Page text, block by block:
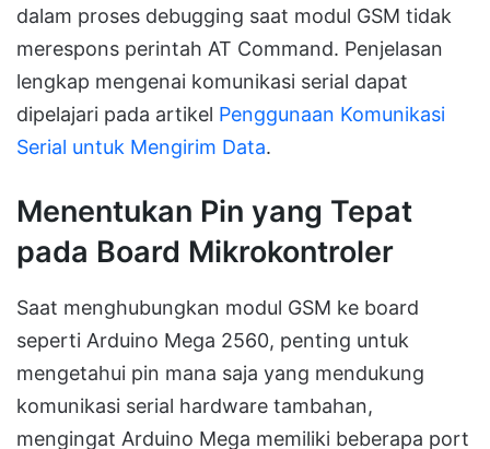
dalam proses debugging saat modul GSM tidak
merespons perintah AT Command. Penjelasan
lengkap mengenai komunikasi serial dapat
dipelajari pada artikel Penggunaan Komunikasi
Serial untuk Mengirim Data.
Menentukan Pin yang Tepat
pada Board Mikrokontroler
Saat menghubungkan modul GSM ke board
seperti Arduino Mega 2560, penting untuk
mengetahui pin mana saja yang mendukung
komunikasi serial hardware tambahan,
mengingat Arduino Mega memiliki beberapa port